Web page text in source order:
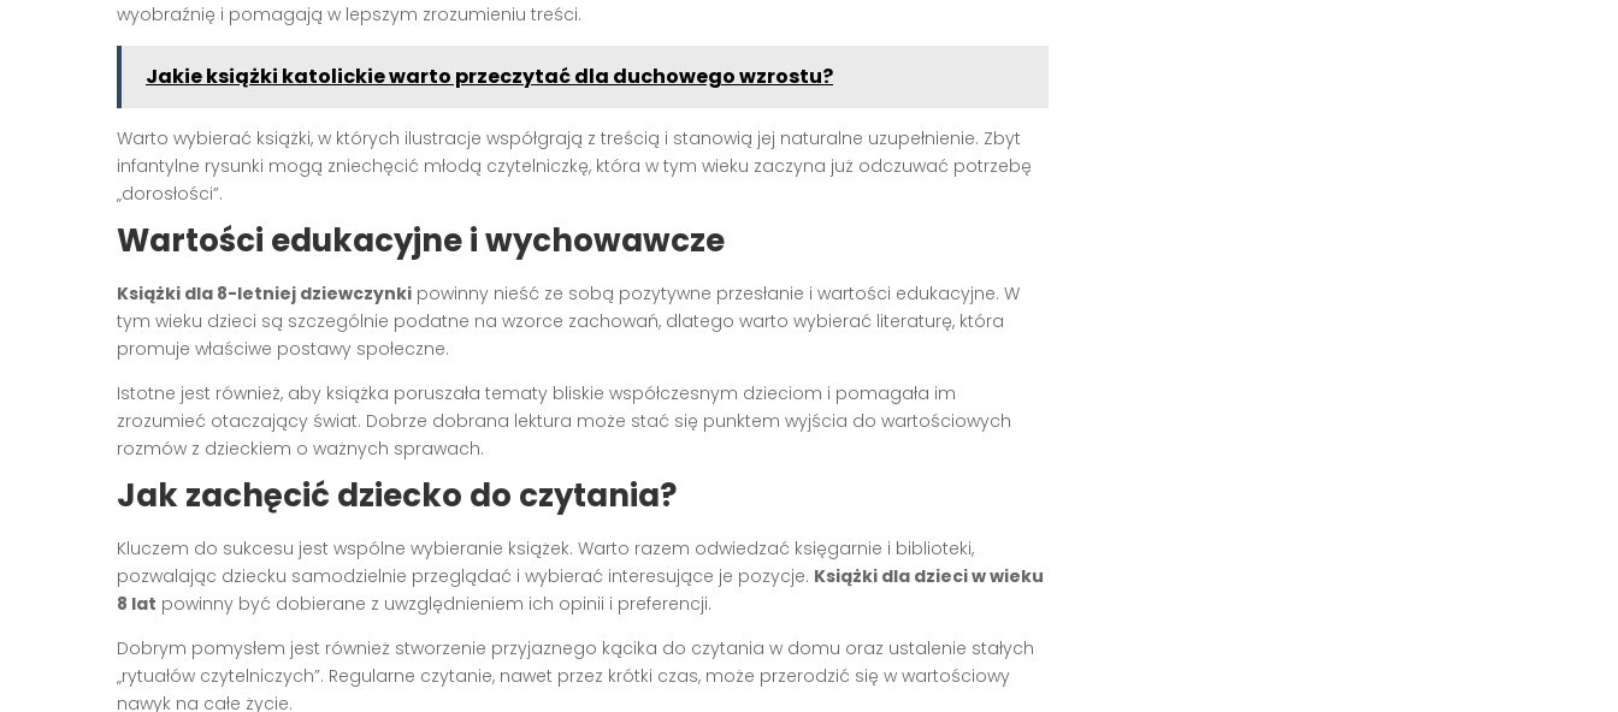
wyobraźnię i pomagają w lepszym zrozumieniu treści.
Jakie książki katolickie warto przeczytać dla duchowego wzrostu?
Warto wybierać książki, w których ilustracje współgrają z treścią i stanowią jej naturalne uzupełnienie. Zbyt
infantylne rysunki mogą zniechęcić młodą czytelniczkę, która w tym wieku zaczyna już odczuwać potrzebę
„dorosłości”.
Wartości edukacyjne i wychowawcze
Książki dla 8-letniej dziewczynki powinny nieść ze sobą pozytywne przesłanie i wartości edukacyjne. W
tym wieku dzieci są szczególnie podatne na wzorce zachowań, dlatego warto wybierać literaturę, która
promuje właściwe postawy społeczne.
Istotne jest również, aby książka poruszała tematy bliskie współczesnym dzieciom i pomagała im
zrozumieć otaczający świat. Dobrze dobrana lektura może stać się punktem wyjścia do wartościowych
rozmów z dzieckiem o ważnych sprawach.
Jak zachęcić dziecko do czytania?
Kluczem do sukcesu jest wspólne wybieranie książek. Warto razem odwiedzać księgarnie i biblioteki,
pozwalając dziecku samodzielnie przeglądać i wybierać interesujące je pozycje. Książki dla dzieci w wieku
8 lat powinny być dobierane z uwzględnieniem ich opinii i preferencji.
Dobrym pomysłem jest również stworzenie przyjaznego kącika do czytania w domu oraz ustalenie stałych
„rytuałów czytelniczych”. Regularne czytanie, nawet przez krótki czas, może przerodzić się w wartościowy
nawyk na całe życie.